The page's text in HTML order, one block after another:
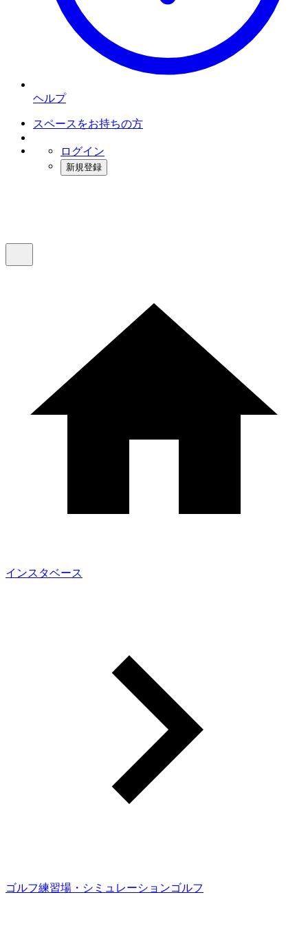
ヘルプ
スペースをお持ちの方
ログイン
新規登録
インスタベース
ゴルフ練習場・シミュレーションゴルフ